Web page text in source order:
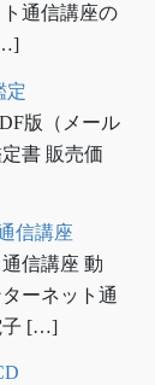
通信講座の
定
版（メール
書 販売価
信講座
信講座 動
ーネット通
子 […]